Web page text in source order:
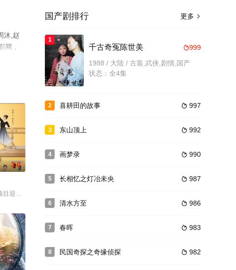
沐,赵
网，
及丹阳整
带领曾山、潘汉年等党政军领导，以及丹阳整
日常，恰好的时光中，恰好出现的你最近年级突然疯传，一班那个季君行居然有
3.0
目迎来了冠军之战！深南大学19岁的选手原莱成为全场瞩目的焦点，最终带着新鲜
更多 
国产剧排行
1
999
千古奇冤陈世美
1988 / 大陆 / 古装,武侠,剧情,国产
状态：全4集
2  997
喜耕田的故事
3  992
东山顶上
4  990
画梦录
5  987
长相忆之灯冶未央
6  986
清水方至
7  983
春晖
8  982
民国奇探之奇缘侦探